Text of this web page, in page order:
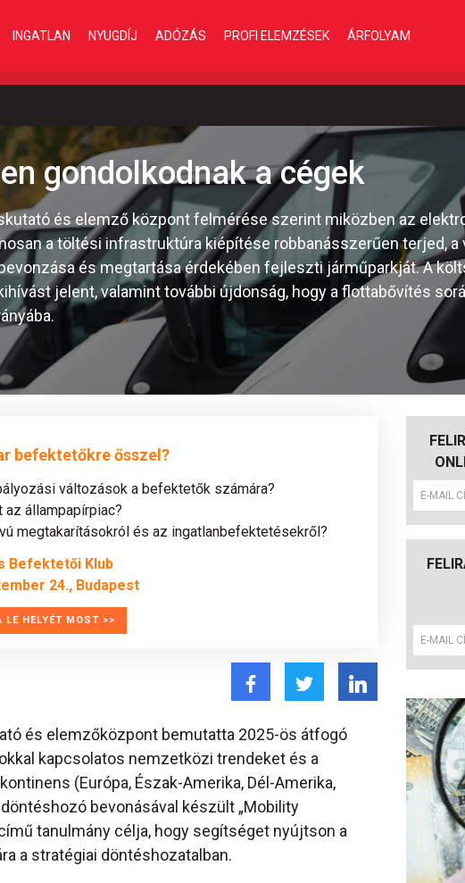
INGATLAN NYUGDÍJ ADÓZÁS PROFI ELEMZÉSEK ÁRFOLYAM
gondolkodnak a cégek
és elemző központ felmérése szerint miközben az
a töltési infrastruktúra kiépítése robbanásszerűen terjed, a
és megtartása érdekében fejleszti járműparkját. A
jelent, valamint további újdonság, hogy a flottabővítés
befektetőkre ősszel?
változások a befektetők számára?
az állampapírpiac?
megtakarításokról és az ingatlanbefektetésekről?
Befektetői Klub
24., Budapest
LE HELYÉT MOST >>
és elemzőközpont bemutatta 2025-ös átfogó
kapcsolatos nemzetközi trendeket és a
(Európa, Észak-Amerika, Dél-Amerika,
bevonásával készült „Mobility
tanulmány célja, hogy segítséget nyújtson a
a stratégiai döntéshozatalban.